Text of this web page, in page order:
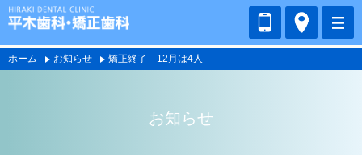
ホーム お知らせ 矯正終了 12月は4人
お知らせ